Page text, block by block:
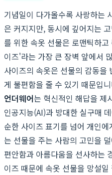
기념일이 다가올수록 사랑하는
은 커지지만, 동시에 깊어지는
를 위한 속옷 선물은 로맨틱하
이즈'라는 가장 큰 장벽 앞에서
사이즈의 속옷은 선물의 감동을
게 불편함을 줄 수 있기 때문입
언더웨어는 혁신적인 해답을 제
인공지능(AI)과 방대한 실구매
순한 사이즈 표기를 넘어 개인
는 선물을 주는 사람의 고민을
편안함과 아름다움을 선사하는
이즈 때문에 속옷 선물을 망설